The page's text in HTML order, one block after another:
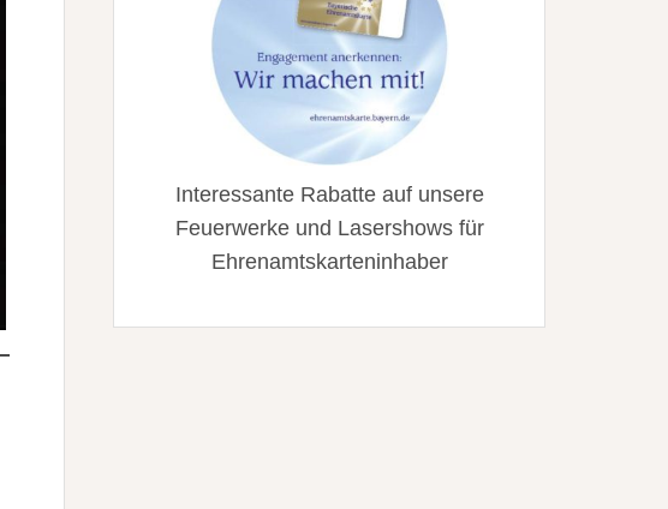
Interessante Rabatte auf unsere
Feuerwerke und Lasershows für
Ehrenamtskarteninhaber